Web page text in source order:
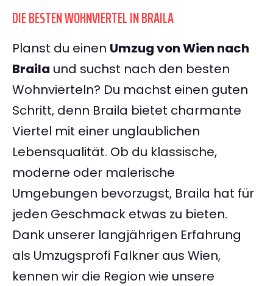
DIE BESTEN WOHNVIERTEL IN BRAILA
Planst du einen Umzug von Wien nach
Braila und suchst nach den besten
Wohnvierteln? Du machst einen guten
Schritt, denn Braila bietet charmante
Viertel mit einer unglaublichen
Lebensqualität. Ob du klassische,
moderne oder malerische
Umgebungen bevorzugst, Braila hat für
jeden Geschmack etwas zu bieten.
Dank unserer langjährigen Erfahrung
als Umzugsprofi Falkner aus Wien,
kennen wir die Region wie unsere